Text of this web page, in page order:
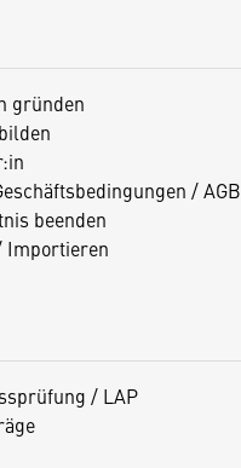
gründen
/ AGB
beenden
Importieren
/ LAP